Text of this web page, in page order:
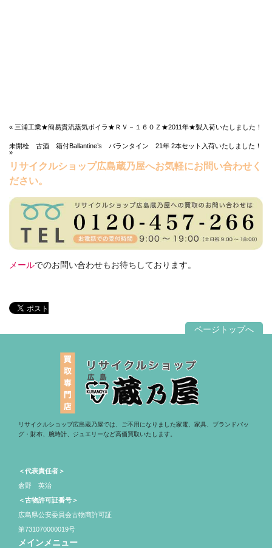
« 三浦工業★簡易貫流蒸気ボイラ★ＲＶ－１６０Ｚ★2011年★製入荷いたしました！
未開栓 古酒 箱付Ballantine’s バランタイン 21年 2本セット入荷いたしました！
»
リサイクルショップ広島蔵乃屋へお気軽にお問い合わせく
ださい。
メールでのお問い合わせもお待ちしております。
ページトップへ
リサイクルショップ広島蔵乃屋では、ご不用になりました家電、家具、ブランドバッ
グ・財布、腕時計、ジュエリーなど高価買取いたします。
＜代表責任者＞
倉野 英治
＜古物許可証番号＞
広島県公安委員会古物商許可証
第731070000019号
メインメニュー